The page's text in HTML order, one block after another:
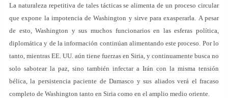
La naturaleza repetitiva de tales tácticas se alimenta de un proceso circular
que expone la impotencia de Washington y sirve para exasperarla. A pesar
de esto, Washington y sus muchos funcionarios en las esferas política,
diplomática y de la información continúan alimentando este proceso. Por lo
tanto, mientras EE. UU. aún tiene fuerzas en Siria, y continuamente busca no
solo sabotear la paz, sino también infectar a Irán con la misma tensión
bélica, la persistencia paciente de Damasco y sus aliados verá el fracaso
completo de Washington tanto en Siria como en el amplio medio oriente.